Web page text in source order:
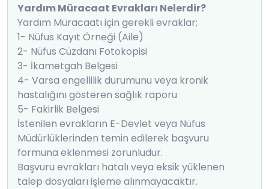
Yardım Müracaat Evrakları Nelerdir?
Yardım Müracaatı için gerekli evraklar;
1- Nüfus Kayıt Örneği (Aile)
2- Nüfus Cüzdanı Fotokopisi
3- İkametgah Belgesi
4- Varsa engellilik durumunu veya kronik
hastalığını gösteren sağlık raporu
5- Fakirlik Belgesi
İstenilen evrakların E-Devlet veya Nüfus
Müdürlüklerinden temin edilerek başvuru
formuna eklenmesi zorunludur.
Başvuru evrakları hatalı veya eksik yüklenen
talep dosyaları işleme alınmayacaktır.